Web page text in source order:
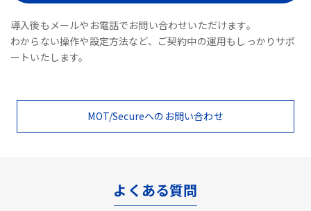
導入後もメールやお電話でお問い合わせいただけます。
わからない操作や設定方法など、ご契約中の運用もしっかりサポ
ートいたします。
MOT/Secureへのお問い合わせ
よくある質問